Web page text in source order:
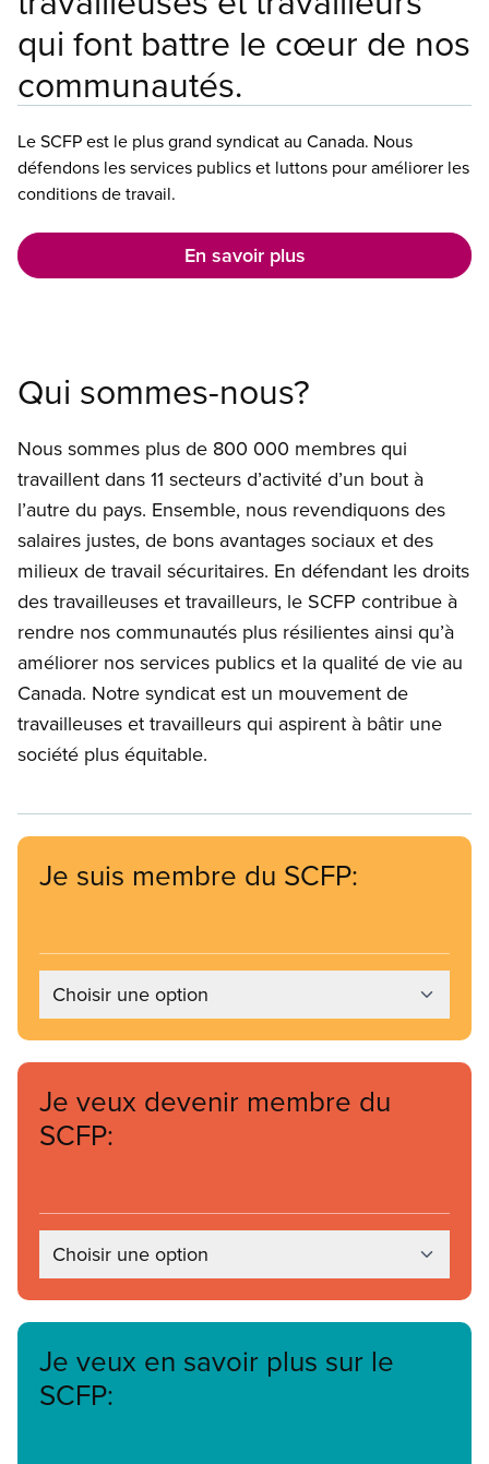
qui font battre le cœur de nos
communautés.
Le SCFP est le plus grand syndicat au Canada. Nous
défendons les services publics et luttons pour améliorer les
conditions de travail.
En savoir plus
Qui sommes-nous?
Nous sommes plus de 800 000 membres qui
travaillent dans 11 secteurs d’activité d’un bout à
l’autre du pays. Ensemble, nous revendiquons des
salaires justes, de bons avantages sociaux et des
milieux de travail sécuritaires. En défendant les droits
des travailleuses et travailleurs, le SCFP contribue à
rendre nos communautés plus résilientes ainsi qu’à
améliorer nos services publics et la qualité de vie au
Canada. Notre syndicat est un mouvement de
travailleuses et travailleurs qui aspirent à bâtir une
société plus équitable.
Je suis membre du SCFP:
Choisir une option
Je veux devenir membre du
SCFP:
Choisir une option
Je veux en savoir plus sur le
SCFP: